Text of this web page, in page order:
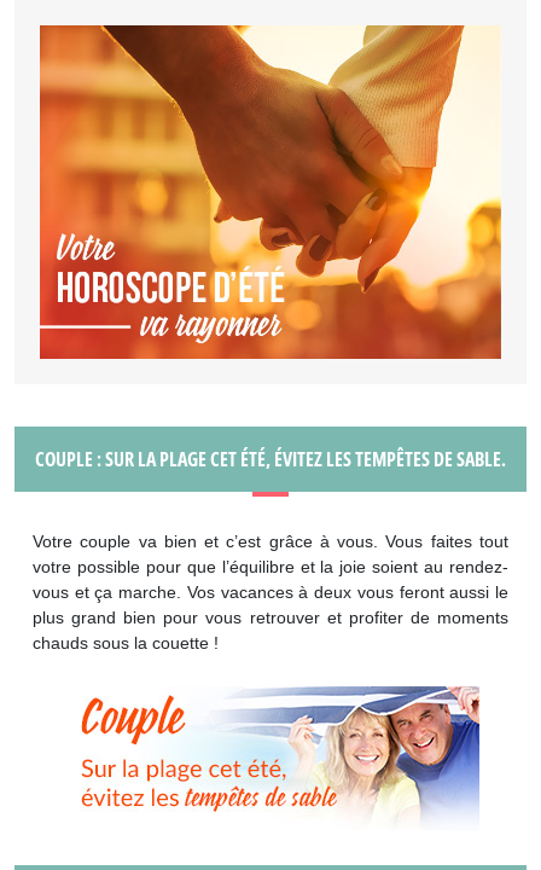
COUPLE : SUR LA PLAGE CET ÉTÉ, ÉVITEZ LES TEMPÊTES DE SABLE.
Votre couple va bien et c’est grâce à vous. Vous faites tout
votre possible pour que l’équilibre et la joie soient au rendez-
vous et ça marche. Vos vacances à deux vous feront aussi le
plus grand bien pour vous retrouver et profiter de moments
chauds sous la couette !